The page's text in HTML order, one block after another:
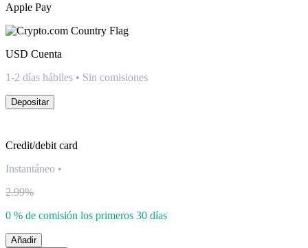
Apple Pay
USD Cuenta
1-2 días hábiles • Sin comisiones
Depositar
Credit/debit card
Instantáneo •
2.99%
0 % de comisión los primeros 30 días
Añadir